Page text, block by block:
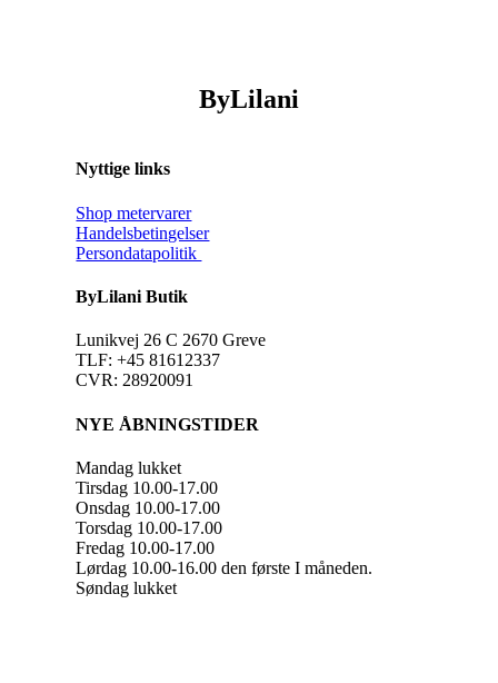
ByLilani
Nyttige links
Shop metervarer
Handelsbetingelser
Persondatapolitik
ByLilani Butik
Lunikvej 26 C 2670 Greve
TLF: +45 81612337
CVR: 28920091
NYE ÅBNINGSTIDER
Mandag lukket
Tirsdag 10.00-17.00
Onsdag 10.00-17.00
Torsdag 10.00-17.00
Fredag 10.00-17.00
Lørdag 10.00-16.00 den første I måneden.
Søndag lukket